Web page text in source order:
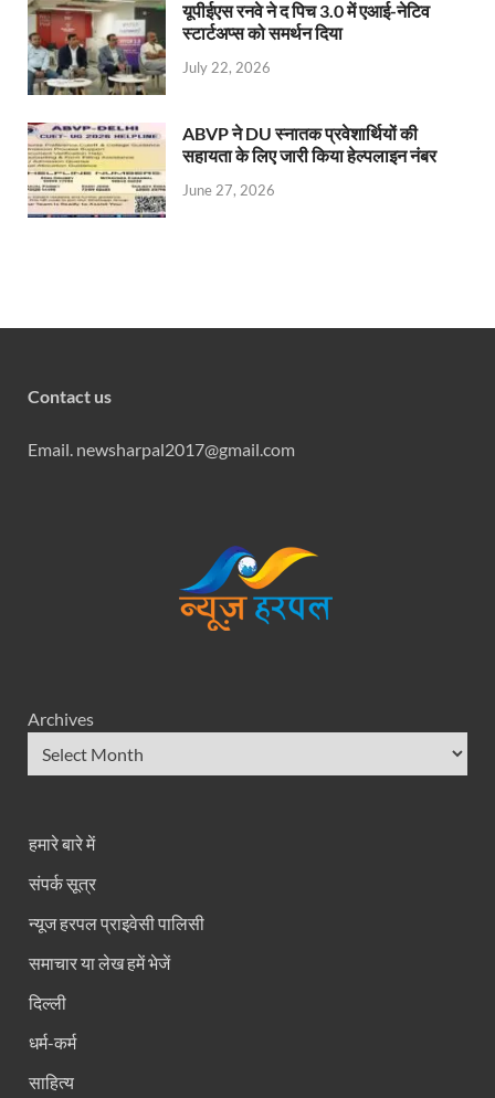
यूपीईएस रनवे ने द पिच 3.0 में एआई-नेटिव
स्टार्टअप्स को समर्थन दिया
July 22, 2026
ABVP ने DU स्नातक प्रवेशार्थियों की
सहायता के लिए जारी किया हेल्पलाइन नंबर
June 27, 2026
Contact us
Email. newsharpal2017@gmail.com
Archives
हमारे बारे में
संपर्क सूत्र
न्यूज हरपल प्राइवेसी पालिसी
समाचार या लेख हमें भेजें
दिल्ली
धर्म-कर्म
साहित्य